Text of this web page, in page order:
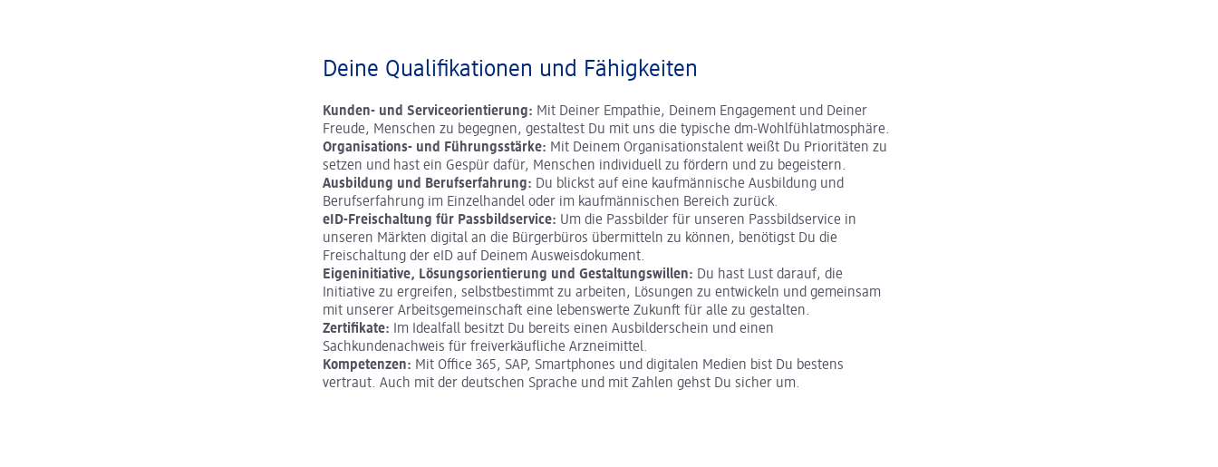
Deine Qualifikationen und Fähigkeiten
Kunden- und Serviceorientierung: Mit Deiner Empathie, Deinem Engagement und Deiner
Freude, Menschen zu begegnen, gestaltest Du mit uns die typische dm-Wohlfühlatmosphäre.
Organisations- und Führungsstärke: Mit Deinem Organisationstalent weißt Du Prioritäten zu
setzen und hast ein Gespür dafür, Menschen individuell zu fördern und zu begeistern.
Ausbildung und Berufserfahrung: Du blickst auf eine kaufmännische Ausbildung und
Berufserfahrung im Einzelhandel oder im kaufmännischen Bereich zurück.
eID-Freischaltung für Passbildservice: Um die Passbilder für unseren Passbildservice in
unseren Märkten digital an die Bürgerbüros übermitteln zu können, benötigst Du die
Freischaltung der eID auf Deinem Ausweisdokument.
Eigeninitiative, Lösungsorientierung und Gestaltungswillen: Du hast Lust darauf, die
Initiative zu ergreifen, selbstbestimmt zu arbeiten, Lösungen zu entwickeln und gemeinsam
mit unserer Arbeitsgemeinschaft eine lebenswerte Zukunft für alle zu gestalten.
Zertifikate: Im Idealfall besitzt Du bereits einen Ausbilderschein und einen
Sachkundenachweis für freiverkäufliche Arzneimittel.
Kompetenzen: Mit Office 365, SAP, Smartphones und digitalen Medien bist Du bestens
vertraut. Auch mit der deutschen Sprache und mit Zahlen gehst Du sicher um.